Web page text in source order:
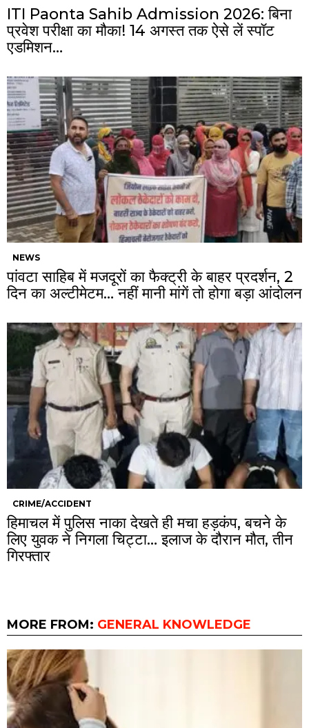
ITI Paonta Sahib Admission 2026: बिना
प्रवेश परीक्षा का मौका! 14 अगस्त तक ऐसे लें स्पॉट
एडमिशन…
NEWS
पांवटा साहिब में मजदूरों का फैक्ट्री के बाहर प्रदर्शन, 2
दिन का अल्टीमेटम… नहीं मानी मांगें तो होगा बड़ा आंदोलन
CRIME/ACCIDENT
हिमाचल में पुलिस नाका देखते ही मचा हड़कंप, बचने के
लिए युवक ने निगला चिट्टा… इलाज के दौरान मौत, तीन
गिरफ्तार
MORE FROM: GENERAL KNOWLEDGE